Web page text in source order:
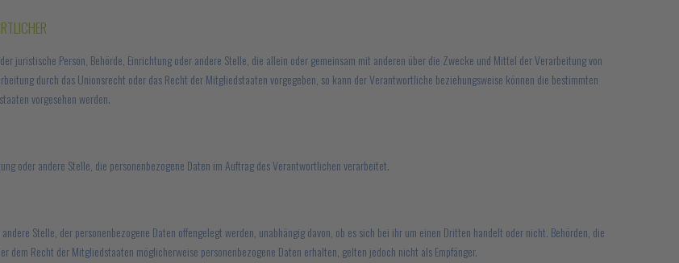
Person, Behörde, Einrichtung oder andere Stelle, die allein oder gemeinsam mit anderen über die Zwecke und Mittel der Verarbeitung von
durch das Unionsrecht oder das Recht der Mitgliedstaaten vorgegeben, so kann der Verantwortliche beziehungsweise können die bestimmten
vorgesehen werden.
oder andere Stelle, die personenbezogene Daten im Auftrag des Verantwortlichen verarbeitet.
Stelle, der personenbezogene Daten offengelegt werden, unabhängig davon, ob es sich bei ihr um einen Dritten handelt oder nicht. Behörden, die
dem Recht der Mitgliedstaaten möglicherweise personenbezogene Daten erhalten, gelten jedoch nicht als Empfänger.